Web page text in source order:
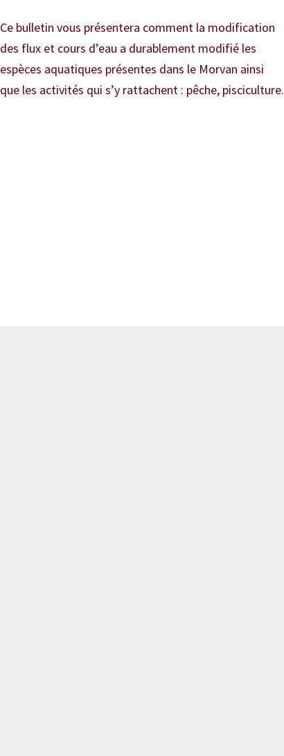
Ce bulletin vous présentera comment la modification
des flux et cours d’eau a durablement modifié les
espèces aquatiques présentes dans le Morvan ainsi
que les activités qui s’y rattachent : pêche, pisciculture.